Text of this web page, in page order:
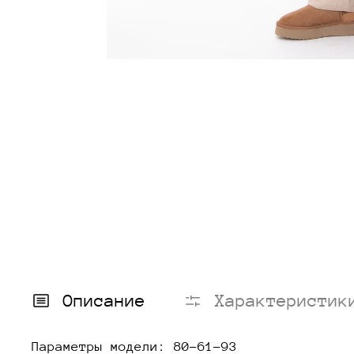
Описание
Параметры модели: 80-61-93